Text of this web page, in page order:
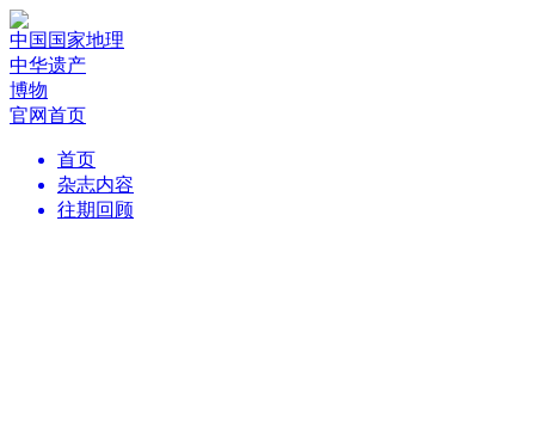
中国国家地理
中华遗产
博物
官网首页
首页
杂志内容
往期回顾